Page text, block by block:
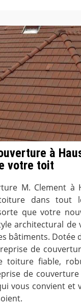
à
votre toit
M. Clement à
dans tout
que votre
architectural
bâtiments. Dotée
de
toiture fiable,
de
vous convient et